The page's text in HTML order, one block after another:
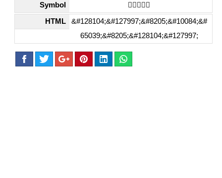
Symbol 👨🏽‍❤️‍👨🏽
HTML
&#128104;&#127997;&#8205;&#10084;&#
65039;&#8205;&#128104;&#127997;